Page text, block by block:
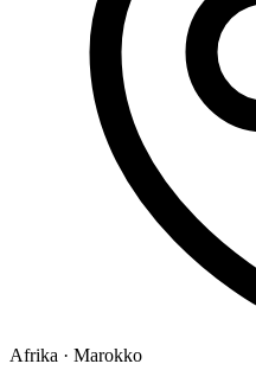
Afrika · Marokko